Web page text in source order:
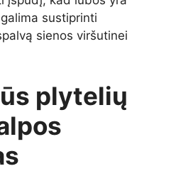
sustiprinti
sienos viršutinei
plytelių